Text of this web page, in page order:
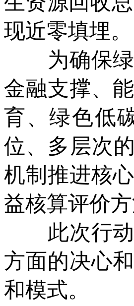
现近零填埋。
为确保绿
金融支撑、
育、绿色低
位、多层次
机制推进核
益核算评价
此次行动
方面的决心
和模式。